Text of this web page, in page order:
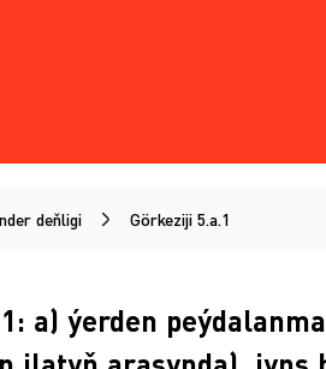
deňligi Görkeziji 5.a.1
a) ýerden